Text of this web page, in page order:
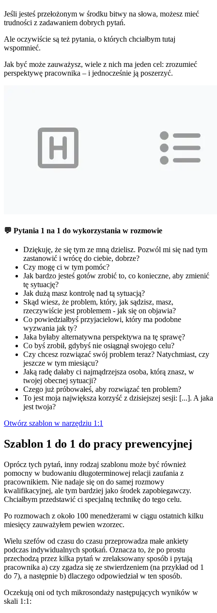
Jeśli jesteś przełożonym w środku bitwy na słowa, możesz mieć
trudności z zadawaniem dobrych pytań.
Ale oczywiście są też pytania, o których chciałbym tutaj
wspomnieć.
Jak być może zauważysz, wiele z nich ma jeden cel: zrozumieć
perspektywę pracownika – i jednocześnie ją poszerzyć.
💬 Pytania 1 na 1 do wykorzystania w rozmowie
Dziękuję, że się tym ze mną dzielisz. Pozwól mi się nad tym
zastanowić i wrócę do ciebie, dobrze?
Czy mogę ci w tym pomóc?
Jak bardzo jesteś gotów zrobić to, co konieczne, aby zmienić
tę sytuację?
Jak dużą masz kontrolę nad tą sytuacją?
Skąd wiesz, że problem, który, jak sądzisz, masz,
rzeczywiście jest problemem - jak się on objawia?
Co powiedziałbyś przyjacielowi, który ma podobne
wyzwania jak ty?
Jaka byłaby alternatywna perspektywa na tę sprawę?
Co byś zrobił, gdybyś nie osiągnął swojego celu?
Czy chcesz rozwiązać swój problem teraz? Natychmiast, czy
jeszcze w tym miesiącu?
Jaką radę dałaby ci najmądrzejsza osoba, którą znasz, w
twojej obecnej sytuacji?
Czego już próbowałeś, aby rozwiązać ten problem?
To jest moja największa korzyść z dzisiejszej sesji: [...]. A jaka
jest twoja?
Otwórz szablon w narzędziu 1:1
Szablon 1 do 1 do pracy prewencyjnej
Oprócz tych pytań, inny rodzaj szablonu może być również
pomocny w budowaniu długoterminowej relacji zaufania z
pracownikiem. Nie nadaje się on do samej rozmowy
kwalifikacyjnej, ale tym bardziej jako środek zapobiegawczy.
Chciałbym przedstawić ci specjalną technikę do tego celu.
Po rozmowach z około 100 menedżerami w ciągu ostatnich kilku
miesięcy zauważyłem pewien wzorzec.
Wielu szefów od czasu do czasu przeprowadza małe ankiety
podczas indywidualnych spotkań. Oznacza to, że po prostu
przechodzą przez kilka pytań w zrelaksowany sposób i pytają
pracownika a) czy zgadza się ze stwierdzeniem (na przykład od 1
do 7), a następnie b) dlaczego odpowiedział w ten sposób.
Oczekują oni od tych mikrosondaży następujących wyników w
skali 1:1: